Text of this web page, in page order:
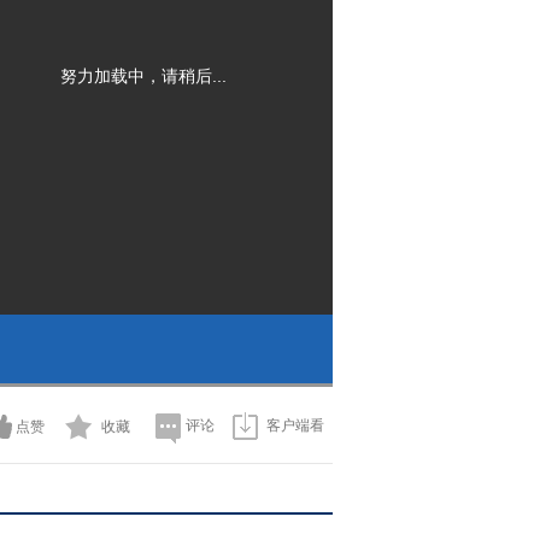
努力加载中，请稍后...
点赞 收藏 评论 客户端看